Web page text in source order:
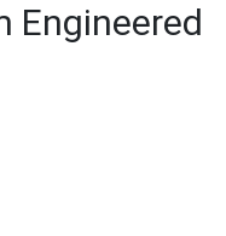
Engineered